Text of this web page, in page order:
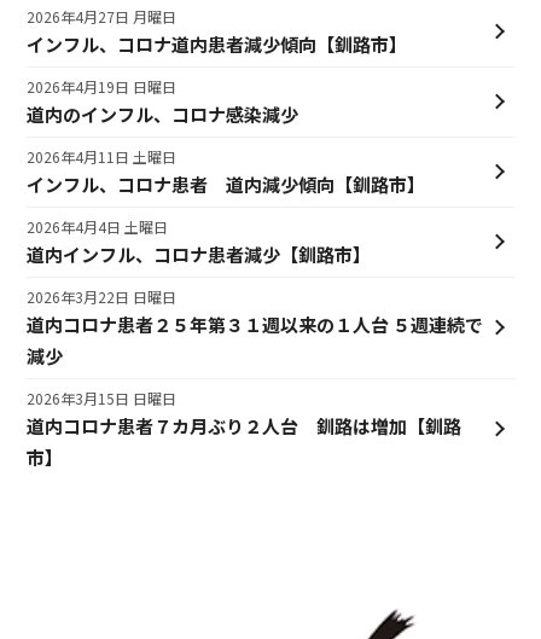
インフル、コロナ道内患者減少傾向【釧路市】
2026年4月27日 月曜日
道内のインフル、コロナ感染減少
2026年4月19日 日曜日
インフル、コロナ患者 道内減少傾向【釧路市】
2026年4月11日 土曜日
道内インフル、コロナ患者減少【釧路市】
2026年4月4日 土曜日
道内コロナ患者２５年第３１週以来の１人台 ５週連続で
減少
2026年3月22日 日曜日
道内コロナ患者７カ月ぶり２人台 釧路は増加【釧路
市】
2026年3月15日 日曜日